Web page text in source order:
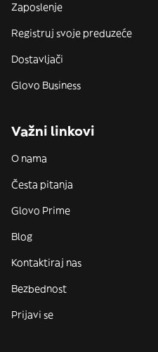
Zaposlenje
Registruj svoje preduzeće
Dostavljači
Glovo Business
Važni linkovi
O nama
Česta pitanja
Glovo Prime
Blog
Kontaktiraj nas
Bezbednost
Prijavi se